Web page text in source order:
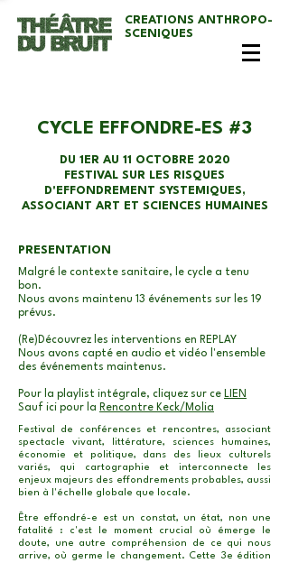
CREATIONS ANTHROPO-
SCENIQUES
CYCLE EFFONDRE-ES #3
DU 1ER AU 11 OCTOBRE 2020
FESTIVAL SUR LES RISQUES
D'EFFONDREMENT SYSTEMIQUES,
ASSOCIANT ART ET SCIENCES HUMAINES
PRESENTATION
Malgré le contexte sanitaire, le cycle a tenu
bon.
Nous avons maintenu 13 événements sur les 19
prévus.
(Re)Découvrez les interventions en REPLAY
Nous avons capté en audio et vidéo l'ensemble
des événements maintenus.
Pour la playlist intégrale, cliquez sur ce LIEN
Sauf ici pour la Rencontre Keck/Molia
Festival de conférences et rencontres, associant
spectacle vivant, littérature, sciences humaines,
économie et politique, dans des lieux culturels
variés, qui cartographie et interconnecte les
enjeux majeurs des effondrements probables, aussi
bien à l'échelle globale que locale.
Être effondré-e est un constat, un état, non une
fatalité : c'est le moment crucial où émerge le
doute, une autre compréhension de ce qui nous
arrive, où germe le changement. Cette 3e édition